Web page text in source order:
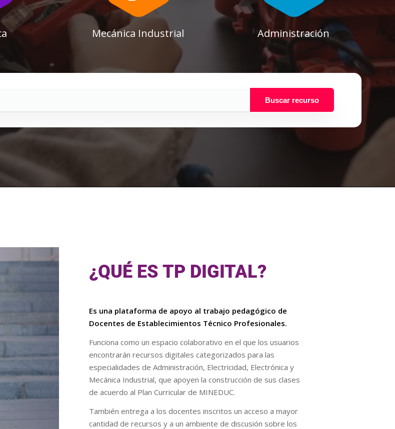
Mecánica Industrial Administración
Buscar recurso
¿QUÉ ES TP DIGITAL?
Es una plataforma de apoyo al trabajo pedagógico de
Docentes de Establecimientos Técnico Profesionales.
Funciona como un espacio colaborativo en el que los usuarios
encontrarán recursos digitales categorizados para las
especialidades de Administración, Electricidad, Electrónica y
Mecánica Industrial, que apoyen la construcción de sus clases
de acuerdo al Plan Curricular de MINEDUC.
También entrega a los docentes inscritos un acceso a mayor
cantidad de recursos y a un ambiente de discusión sobre los